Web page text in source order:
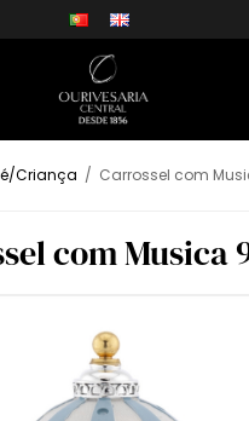
Criança / Carrossel com
com Musica